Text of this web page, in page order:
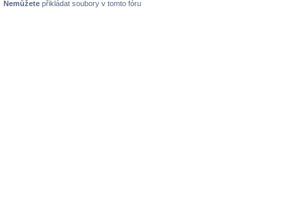
Nemůžete přikládat soubory v tomto fóru